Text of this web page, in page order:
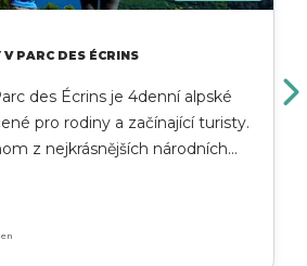
PARC DES ÉCRINS
des Écrins je 4denní alpské
pro rodiny a začínající turisty.
z nejkrásnějších národních
a dechberoucí výhledy na
Je to ideální způsob, jak
turistiky v Alpách.